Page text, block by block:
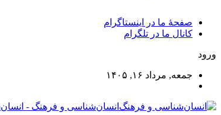
صفحۀ ما در اینستاگرام
کانال ما در تلگرام
ورود
جمعه, مرداد ۱۶, ۱۴۰۵
انسان‌شناسی و فرهنگ -